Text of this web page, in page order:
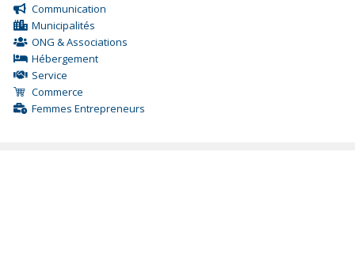
Communication
Municipalités
ONG & Associations
Hébergement
Service
Commerce
Femmes Entrepreneurs